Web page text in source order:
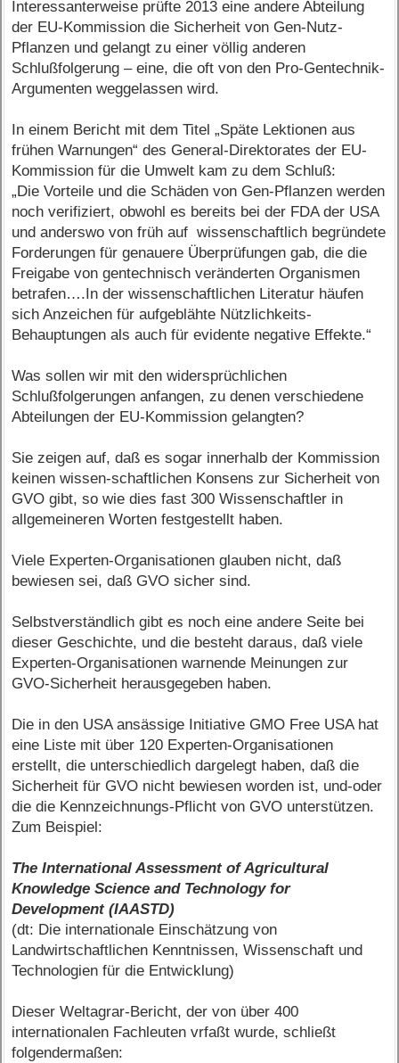
Interessanterweise prüfte 2013 eine andere Abteilung
der EU-Kommission die Sicherheit von Gen-Nutz-
Pflanzen und gelangt zu einer völlig anderen
Schlußfolgerung – eine, die oft von den Pro-Gentechnik-
Argumenten weggelassen wird.
In einem Bericht mit dem Titel „Späte Lektionen aus
frühen Warnungen“ des General-Direktorates der EU-
Kommission für die Umwelt kam zu dem Schluß:
„Die Vorteile und die Schäden von Gen-Pflanzen werden
noch verifiziert, obwohl es bereits bei der FDA der USA
und anderswo von früh auf wissenschaftlich begründete
Forderungen für genauere Überprüfungen gab, die die
Freigabe von gentechnisch veränderten Organismen
betrafen….In der wissenschaftlichen Literatur häufen
sich Anzeichen für aufgeblähte Nützlichkeits-
Behauptungen als auch für evidente negative Effekte.“
Was sollen wir mit den widersprüchlichen
Schlußfolgerungen anfangen, zu denen verschiedene
Abteilungen der EU-Kommission gelangten?
Sie zeigen auf, daß es sogar innerhalb der Kommission
keinen wissen-schaftlichen Konsens zur Sicherheit von
GVO gibt, so wie dies fast 300 Wissenschaftler in
allgemeineren Worten festgestellt haben.
Viele Experten-Organisationen glauben nicht, daß
bewiesen sei, daß GVO sicher sind.
Selbstverständlich gibt es noch eine andere Seite bei
dieser Geschichte, und die besteht daraus, daß viele
Experten-Organisationen warnende Meinungen zur
GVO-Sicherheit herausgegeben haben.
Die in den USA ansässige Initiative GMO Free USA hat
eine Liste mit über 120 Experten-Organisationen
erstellt, die unterschiedlich dargelegt haben, daß die
Sicherheit für GVO nicht bewiesen worden ist, und-oder
die die Kennzeichnungs-Pflicht von GVO unterstützen.
Zum Beispiel:
The International Assessment of Agricultural
Knowledge Science and Technology for
Development (IAASTD)
(dt: Die internationale Einschätzung von
Landwirtschaftlichen Kenntnissen, Wissenschaft und
Technologien für die Entwicklung)
Dieser Weltagrar-Bericht, der von über 400
internationalen Fachleuten vrfaßt wurde, schließt
folgendermaßen: